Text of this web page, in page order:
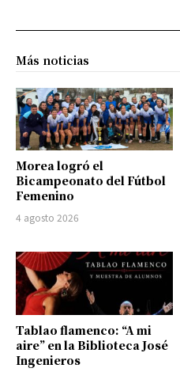
Más noticias
Morea logró el
Bicampeonato del Fútbol
Femenino
4 agosto 2026
Tablao flamenco: “A mi
aire” en la Biblioteca José
Ingenieros